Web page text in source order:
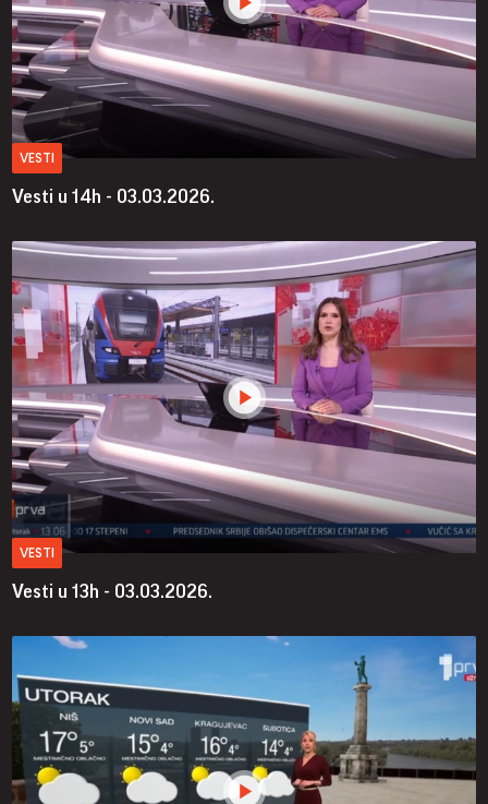
VESTI
Vesti u 14h - 03.03.2026.
VESTI
Vesti u 13h - 03.03.2026.